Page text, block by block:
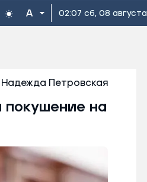
02:07 сб, 08 августа
Надежда Петровская
покушение на